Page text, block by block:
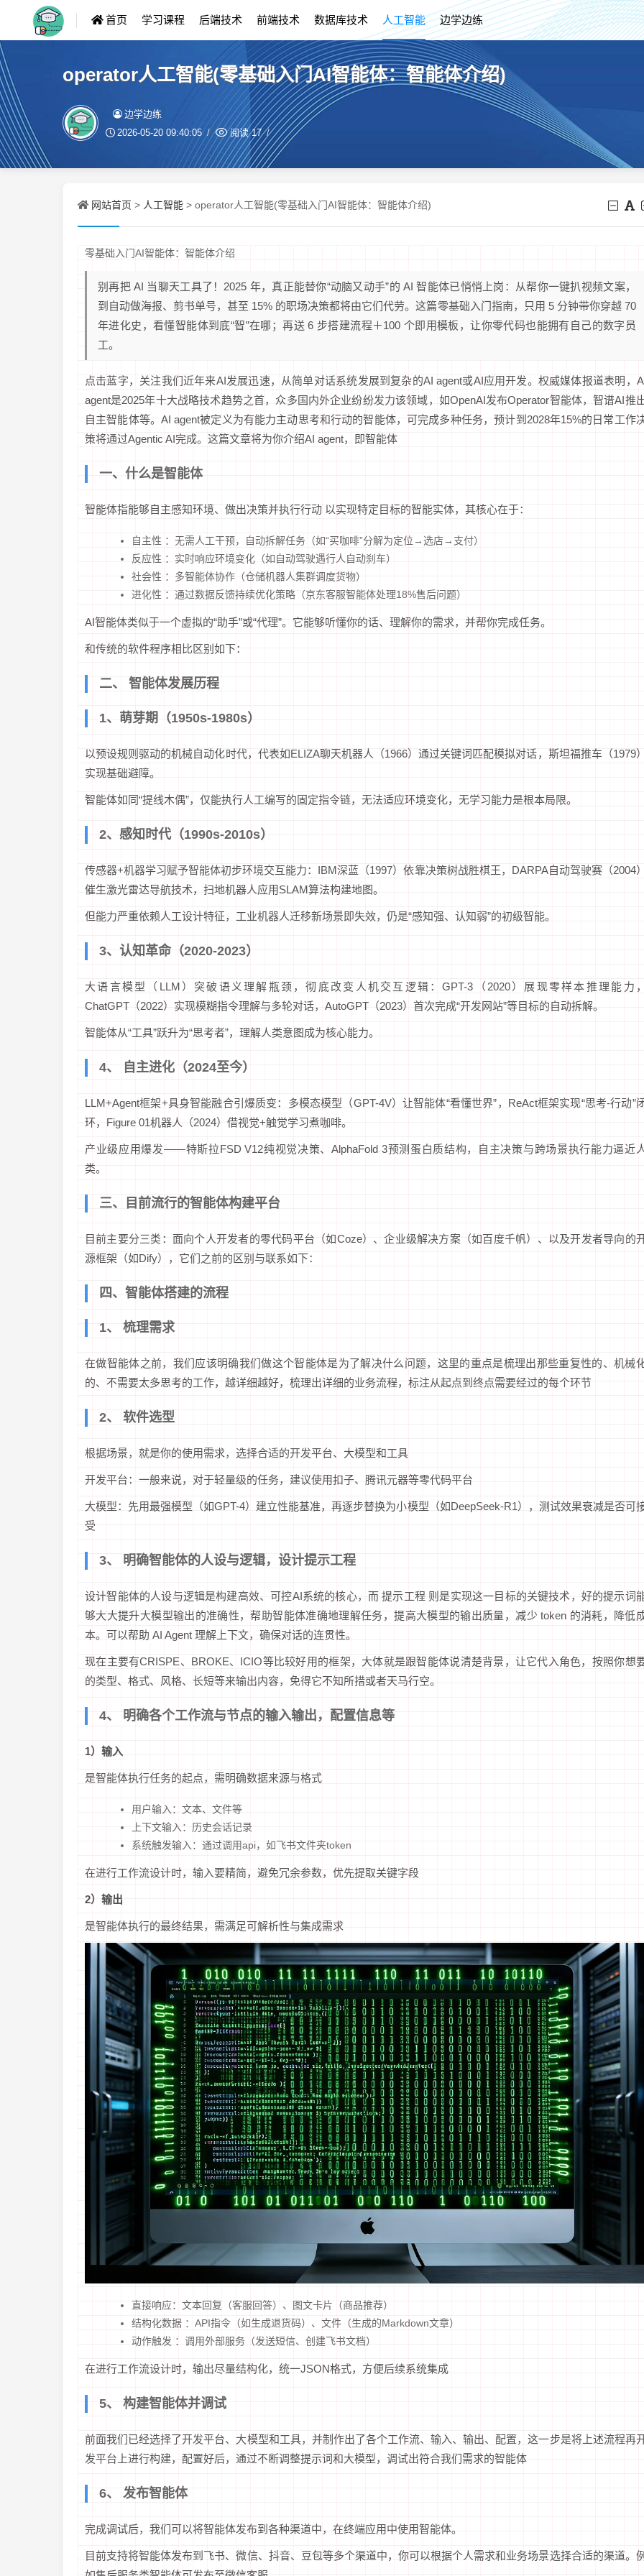
首页 学习课程 后端技术 前端技术 数据库技术 人工智能 边学边练
operator人工智能(零基础入门AI智能体：智能体介绍)
边学边练
2026-05-20 09:40:05 阅读17
网站首页 > 人工智能 > operator人工智能(零基础入门AI智能体：智能体介绍)
零基础入门AI智能体：智能体介绍
别再把 AI 当聊天工具了！2025 年，真正能替你“动脑又动手”的 AI 智能体已悄悄上岗：从帮你一键扒视频文案，
到自动做海报、剪书单号，甚至 15% 的职场决策都将由它们代劳。这篇零基础入门指南，只用 5 分钟带你穿越 70
年进化史，看懂智能体到底“智”在哪；再送 6 步搭建流程＋100 个即用模板，让你零代码也能拥有自己的数字员
工。
点击蓝字，关注我们近年来AI发展迅速，从简单对话系统发展到复杂的AI agent或AI应用开发。权威媒体报道表明，
agent是2025年十大战略技术趋势之首，众多国内外企业纷纷发力该领域，如OpenAI发布Operator智能体，智谱AI推
自主智能体等。AI agent被定义为有能力主动思考和行动的智能体，可完成多种任务，预计到2028年15%的日常工作
策将通过Agentic AI完成。这篇文章将为你介绍AI agent，即智能体
一、什么是智能体
智能体指能够自主感知环境、做出决策并执行行动 以实现特定目标的智能实体，其核心在于：
自主性 ：无需人工干预，自动拆解任务（如“买咖啡”分解为定位→选店→支付）
反应性 ：实时响应环境变化（如自动驾驶遇行人自动刹车）
社会性 ：多智能体协作（仓储机器人集群调度货物）
进化性 ：通过数据反馈持续优化策略（京东客服智能体处理18%售后问题）
AI智能体类似于一个虚拟的“助手”或“代理”。它能够听懂你的话、理解你的需求，并帮你完成任务。
和传统的软件程序相比区别如下：
二、 智能体发展历程
1、萌芽期（1950s-1980s）
以预设规则驱动的机械自动化时代，代表如ELIZA聊天机器人（1966）通过关键词匹配模拟对话，斯坦福推车（1979
实现基础避障。
智能体如同“提线木偶”，仅能执行人工编写的固定指令链，无法适应环境变化，无学习能力是根本局限。
2、感知时代（1990s-2010s）
传感器+机器学习赋予智能体初步环境交互能力：IBM深蓝（1997）依靠决策树战胜棋王，DARPA自动驾驶赛（2004
催生激光雷达导航技术，扫地机器人应用SLAM算法构建地图。
但能力严重依赖人工设计特征，工业机器人迁移新场景即失效，仍是“感知强、认知弱”的初级智能。
3、认知革命（2020-2023）
大语言模型（LLM）突破语义理解瓶颈，彻底改变人机交互逻辑：GPT-3（2020）展现零样本推理能力
ChatGPT（2022）实现模糊指令理解与多轮对话，AutoGPT（2023）首次完成“开发网站”等目标的自动拆解。
智能体从“工具”跃升为“思考者”，理解人类意图成为核心能力。
4、 自主进化（2024至今）
LLM+Agent框架+具身智能融合引爆质变：多模态模型（GPT-4V）让智能体“看懂世界”，ReAct框架实现“思考-行动”
环，Figure 01机器人（2024）借视觉+触觉学习煮咖啡。
产业级应用爆发——特斯拉FSD V12纯视觉决策、AlphaFold 3预测蛋白质结构，自主决策与跨场景执行能力逼近
类。
三、目前流行的智能体构建平台
目前主要分三类：面向个人开发者的零代码平台（如Coze）、企业级解决方案（如百度千帆）、以及开发者导向的
源框架（如Dify），它们之前的区别与联系如下：
四、智能体搭建的流程
1、 梳理需求
在做智能体之前，我们应该明确我们做这个智能体是为了解决什么问题，这里的重点是梳理出那些重复性的、机械
的、不需要太多思考的工作，越详细越好，梳理出详细的业务流程，标注从起点到终点需要经过的每个环节
2、 软件选型
根据场景，就是你的使用需求，选择合适的开发平台、大模型和工具
开发平台：一般来说，对于轻量级的任务，建议使用扣子、腾讯元器等零代码平台
大模型：先用最强模型（如GPT-4）建立性能基准，再逐步替换为小模型（如DeepSeek-R1），测试效果衰减是否可
受
3、 明确智能体的人设与逻辑，设计提示工程
设计智能体的人设与逻辑是构建高效、可控AI系统的核心，而 提示工程 则是实现这一目标的关键技术，好的提示词
够大大提升大模型输出的准确性，帮助智能体准确地理解任务，提高大模型的输出质量，减少 token 的消耗，降低
本。可以帮助 AI Agent 理解上下文，确保对话的连贯性。
现在主要有CRISPE、BROKE、ICIO等比较好用的框架，大体就是跟智能体说清楚背景，让它代入角色，按照你想
的类型、格式、风格、长短等来输出内容，免得它不知所措或者天马行空。
4、 明确各个工作流与节点的输入输出，配置信息等
1）输入
是智能体执行任务的起点，需明确数据来源与格式
用户输入：文本、文件等
上下文输入：历史会话记录
系统触发输入：通过调用api，如飞书文件夹token
在进行工作流设计时，输入要精简，避免冗余参数，优先提取关键字段
2）输出
是智能体执行的最终结果，需满足可解析性与集成需求
直接响应：文本回复（客服回答）、图文卡片（商品推荐）
结构化数据 ：API指令（如生成退货码）、文件（生成的Markdown文章）
动作触发 ：调用外部服务（发送短信、创建飞书文档）
在进行工作流设计时，输出尽量结构化，统一JSON格式，方便后续系统集成
5、 构建智能体并调试
前面我们已经选择了开发平台、大模型和工具，并制作出了各个工作流、输入、输出、配置，这一步是将上述流程再
发平台上进行构建，配置好后，通过不断调整提示词和大模型，调试出符合我们需求的智能体
6、 发布智能体
完成调试后，我们可以将智能体发布到各种渠道中，在终端应用中使用智能体。
目前支持将智能体发布到飞书、微信、抖音、豆包等多个渠道中，你可以根据个人需求和业务场景选择合适的渠道。